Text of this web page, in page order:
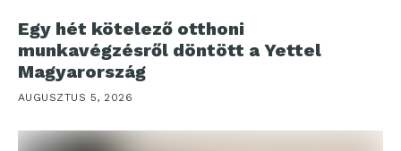
Egy hét kötelező otthoni
munkavégzésről döntött a Yettel
Magyarország
AUGUSZTUS 5, 2026